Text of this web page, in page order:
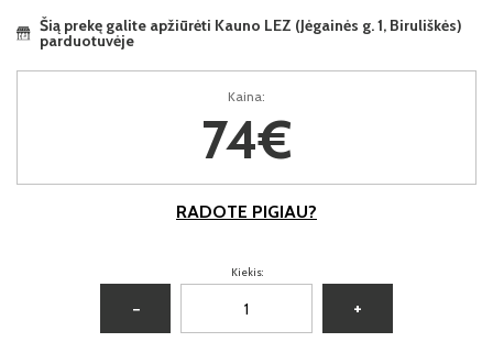
Šią prekę galite apžiūrėti Kauno LEZ (Jėgainės g. 1, Biruliškės)
parduotuvėje
Kaina:
74€
RADOTE PIGIAU?
Kiekis:
− +